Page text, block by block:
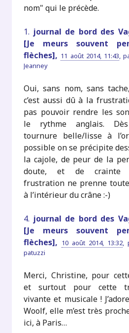
nom" qui le précède.
1. journal de bord des
[Je meurs souvent
flèches], 11 août 2014, 11:43,
Jeanney
Oui, sans nom, sans
c’est aussi dû à la
pas pouvoir rendre les
le rythme anglais. Dès
tournure belle/lisse à
possible on se précipite
la cajole, de peur de la
doute, et de crainte
frustration ne prenne
à l’intérieur du crâne :-)
4. journal de bord des
[Je meurs souvent
flèches], 10 août 2014, 13:32,
patuzzi
Merci, Christine, pour
et surtout pour cette
vivante et musicale !
Woolf, elle m’est très
ici, à Paris…